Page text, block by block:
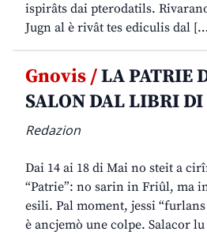
ispirâts dai pterodatils.
Jugn al è rivât tes ediculis dal
Gnovis /LA PATRIE
SALON DAL LIBRI
Redazion
Dai 14 ai 18 di Mai no steit a
“Patrie”: no sarin in Friûl, ma
esili. Pal moment, jessi
è ancjemò une colpe. Salacor